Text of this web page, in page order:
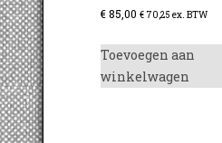
€85,00 € 70,25 ex. BTW
Toevoegen aan
winkelwagen